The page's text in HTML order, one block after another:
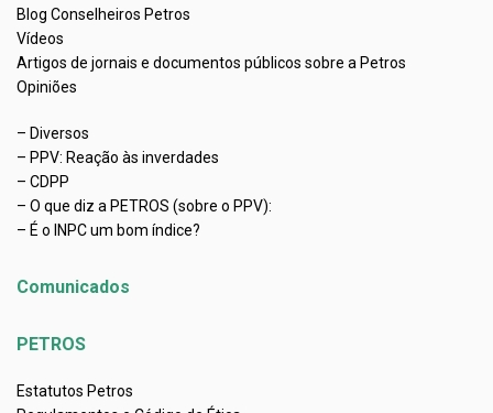
Blog Conselheiros Petros
Vídeos
Artigos de jornais e documentos públicos sobre a Petros
Opiniões
– Diversos
– PPV: Reação às inverdades
– CDPP
– O que diz a PETROS (sobre o PPV):
– É o INPC um bom índice?
Comunicados
PETROS
Estatutos Petros